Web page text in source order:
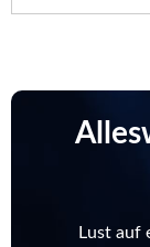
Lust auf